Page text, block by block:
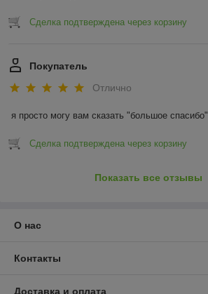
Сделка подтверждена через корзину
Покупатель
Отлично
я просто могу вам сказать "большое спасибо"
Сделка подтверждена через корзину
Показать все отзывы
О нас
Контакты
Доставка и оплата